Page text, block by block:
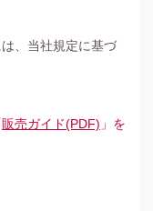
、当社規定に基づ
販売ガイド(PDF) 」を